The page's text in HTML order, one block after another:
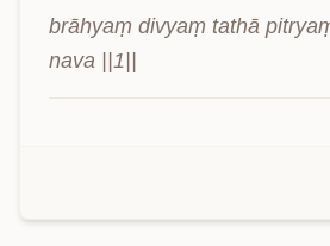
brāhyaṃ divyaṃ tathā
nava ||1||